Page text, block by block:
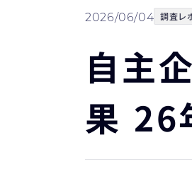
2026/06/04 調査レ
自主
果 26